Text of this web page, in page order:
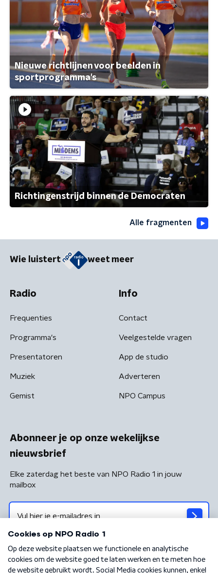
Nieuwe richtlijnen voor beelden in
sportprogramma's
Richtingenstrijd binnen de Democraten
Alle fragmenten
Wie luistert weet meer
Radio
Frequenties
Programma's
Presentatoren
Muziek
Gemist
Info
Contact
Veelgestelde vragen
App de studio
Adverteren
NPO Campus
Abonneer je op onze wekelijkse
nieuwsbrief
Elke zaterdag het beste van NPO Radio 1 in jouw
mailbox